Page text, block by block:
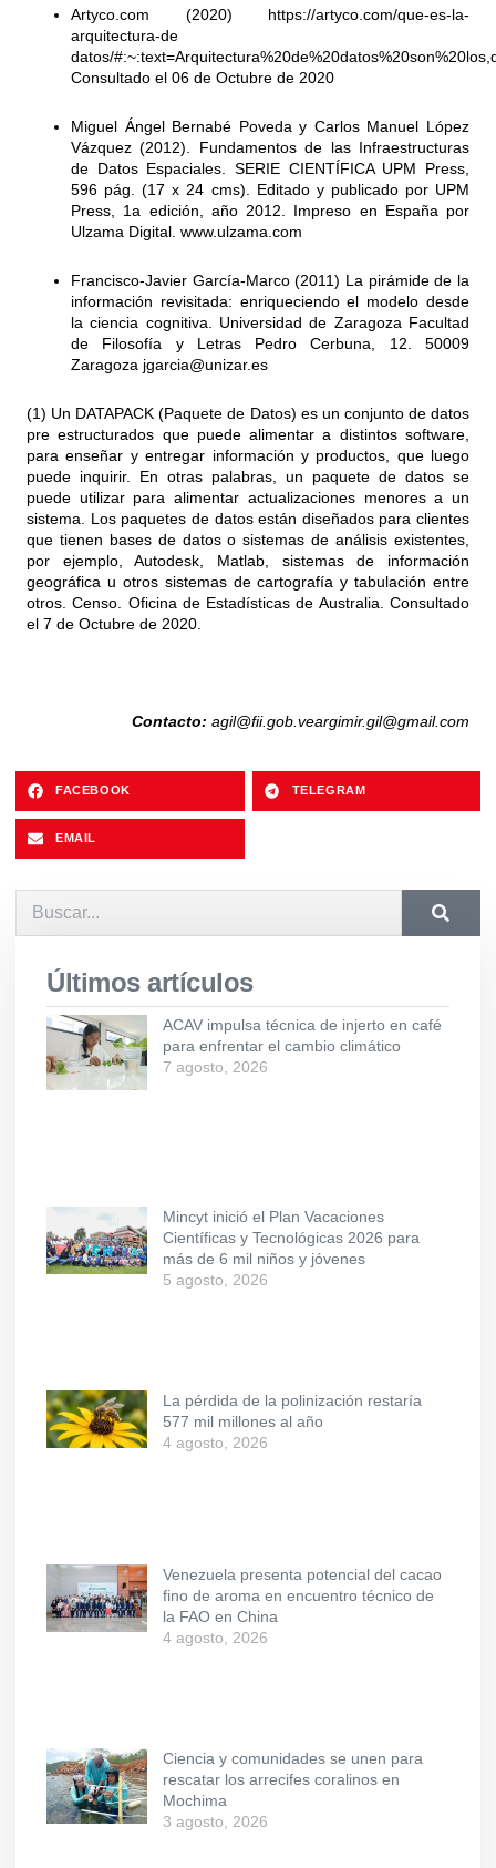
Artyco.com (2020) https://artyco.com/que-es-la-
arquitectura-de
datos/
Consultado el 06 de Octubre de 2020
Miguel Ángel Bernabé Poveda y Carlos Manuel López
Vázquez (2012). Fundamentos de las Infraestructuras
de Datos Espaciales. SERIE CIENTÍFICA UPM Press,
596 pág. (17 x 24 cms). Editado y publicado por UPM
Press, 1a edición, año 2012. Impreso en España por
Ulzama Digital. www.ulzama.com
Francisco-Javier García-Marco (2011) La pirámide de la
información revisitada: enriqueciendo el modelo desde
la ciencia cognitiva. Universidad de Zaragoza Facultad
de Filosofía y Letras Pedro Cerbuna, 12. 50009
Zaragoza jgarcia@unizar.es
(1) Un DATAPACK (Paquete de Datos) es un conjunto de datos
pre estructurados que puede alimentar a distintos software,
para enseñar y entregar información y productos, que luego
puede inquirir. En otras palabras, un paquete de datos se
puede utilizar para alimentar actualizaciones menores a un
sistema. Los paquetes de datos están diseñados para clientes
que tienen bases de datos o sistemas de análisis existentes,
por ejemplo, Autodesk, Matlab, sistemas de información
geográfica u otros sistemas de cartografía y tabulación entre
otros. Censo. Oficina de Estadísticas de Australia. Consultado
el 7 de Octubre de 2020.
Contacto: agil@fii.gob.veargimir.gil@gmail.com
FACEBOOK TELEGRAM
EMAIL
Últimos artículos
ACAV impulsa técnica de injerto en café
para enfrentar el cambio climático
7 agosto, 2026
Mincyt inició el Plan Vacaciones
Científicas y Tecnológicas 2026 para
más de 6 mil niños y jóvenes
5 agosto, 2026
La pérdida de la polinización restaría
577 mil millones al año
4 agosto, 2026
Venezuela presenta potencial del cacao
fino de aroma en encuentro técnico de
la FAO en China
4 agosto, 2026
Ciencia y comunidades se unen para
rescatar los arrecifes coralinos en
Mochima
3 agosto, 2026